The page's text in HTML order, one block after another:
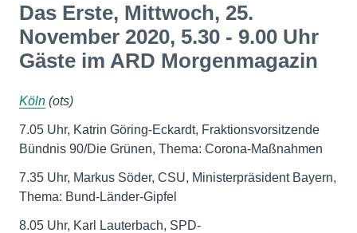
Das Erste, Mittwoch, 25.
November 2020, 5.30 - 9.00 Uhr
Gäste im ARD Morgenmagazin
Köln (ots)
7.05 Uhr, Katrin Göring-Eckardt, Fraktionsvorsitzende
Bündnis 90/Die Grünen, Thema: Corona-Maßnahmen
7.35 Uhr, Markus Söder, CSU, Ministerpräsident Bayern,
Thema: Bund-Länder-Gipfel
8.05 Uhr, Karl Lauterbach, SPD-